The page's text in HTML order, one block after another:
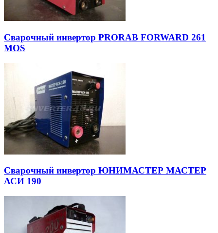
Сварочный инвертор PRORAB FORWARD 261
MOS
Сварочный инвертор ЮНИМАСТЕР МАСТЕР
АСИ 190